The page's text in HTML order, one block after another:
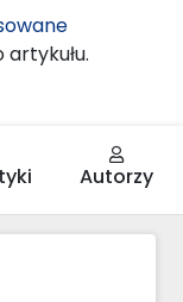
Autorzy